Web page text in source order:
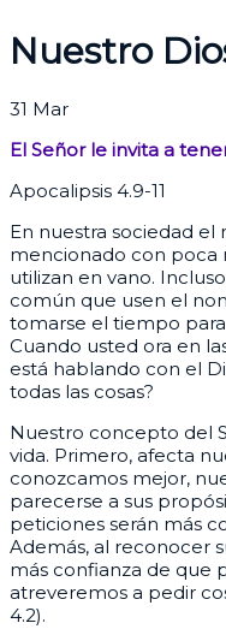
Nuestro
31 Mar
El Señor le invita a
Apocalipsis 4.9-11
En nuestra sociedad
mencionado con poca
utilizan en vano.
común que usen el
tomarse el tiempo
Cuando usted ora en
está hablando con el
todas las cosas?
Nuestro concepto del
vida. Primero, afecta
conozcamos mejor,
parecerse a sus
peticiones serán más
Además, al reconocer
más confianza de que
atreveremos a pedir
4.2).